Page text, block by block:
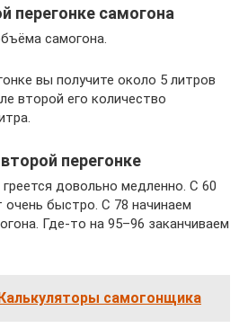
перегонке самогона
самогона.
вы получите около 5 литров
второй его количество
перегонке
довольно медленно. С 60
очень быстро. С 78 начинаем
Где-то на 95–96 заканчиваем
самогонщика